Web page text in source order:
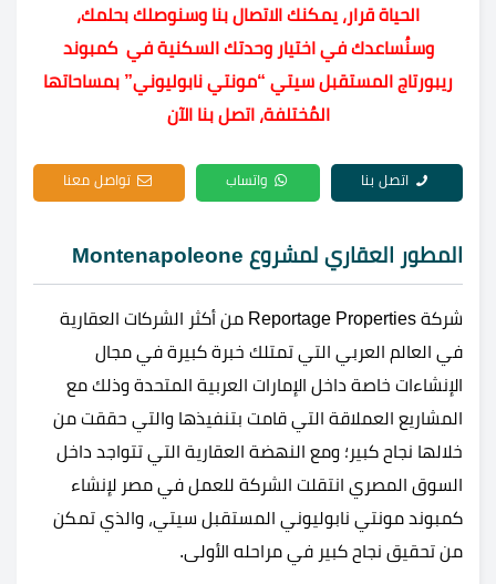
الحياة قرار، يمكنك الاتصال بنا وسنوصلك بحلمك،
وسنُساعدك في اختيار وحدتك السكنية في كمبوند
ريبورتاج المستقبل سيتي “مونتي نابوليوني” بمساحاتها
المُختلفة، اتصل بنا الآن
اتصل بنا واتساب تواصل معنا
المطور العقاري لمشروع Montenapoleone
شركة Reportage Properties من أكثر الشركات العقارية
في العالم العربي التي تمتلك خبرة كبيرة في مجال
الإنشاءات خاصة داخل الإمارات العربية المتحدة وذلك مع
المشاريع العملاقة التي قامت بتنفيذها والتي حققت من
خلالها نجاح كبير؛ ومع النهضة العقارية التي تتواجد داخل
السوق المصري انتقلت الشركة للعمل في مصر لإنشاء
كمبوند مونتي نابوليوني المستقبل سيتي، والذي تمكن
من تحقيق نجاح كبير في مراحله الأولى.